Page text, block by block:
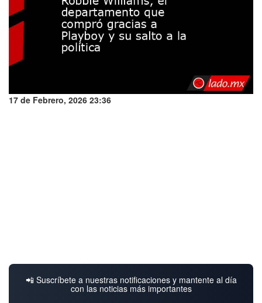
17 de Febrero, 2026 23:36
📲 Suscríbete a nuestras notificaciones y mantente al día
con las noticias más importantes